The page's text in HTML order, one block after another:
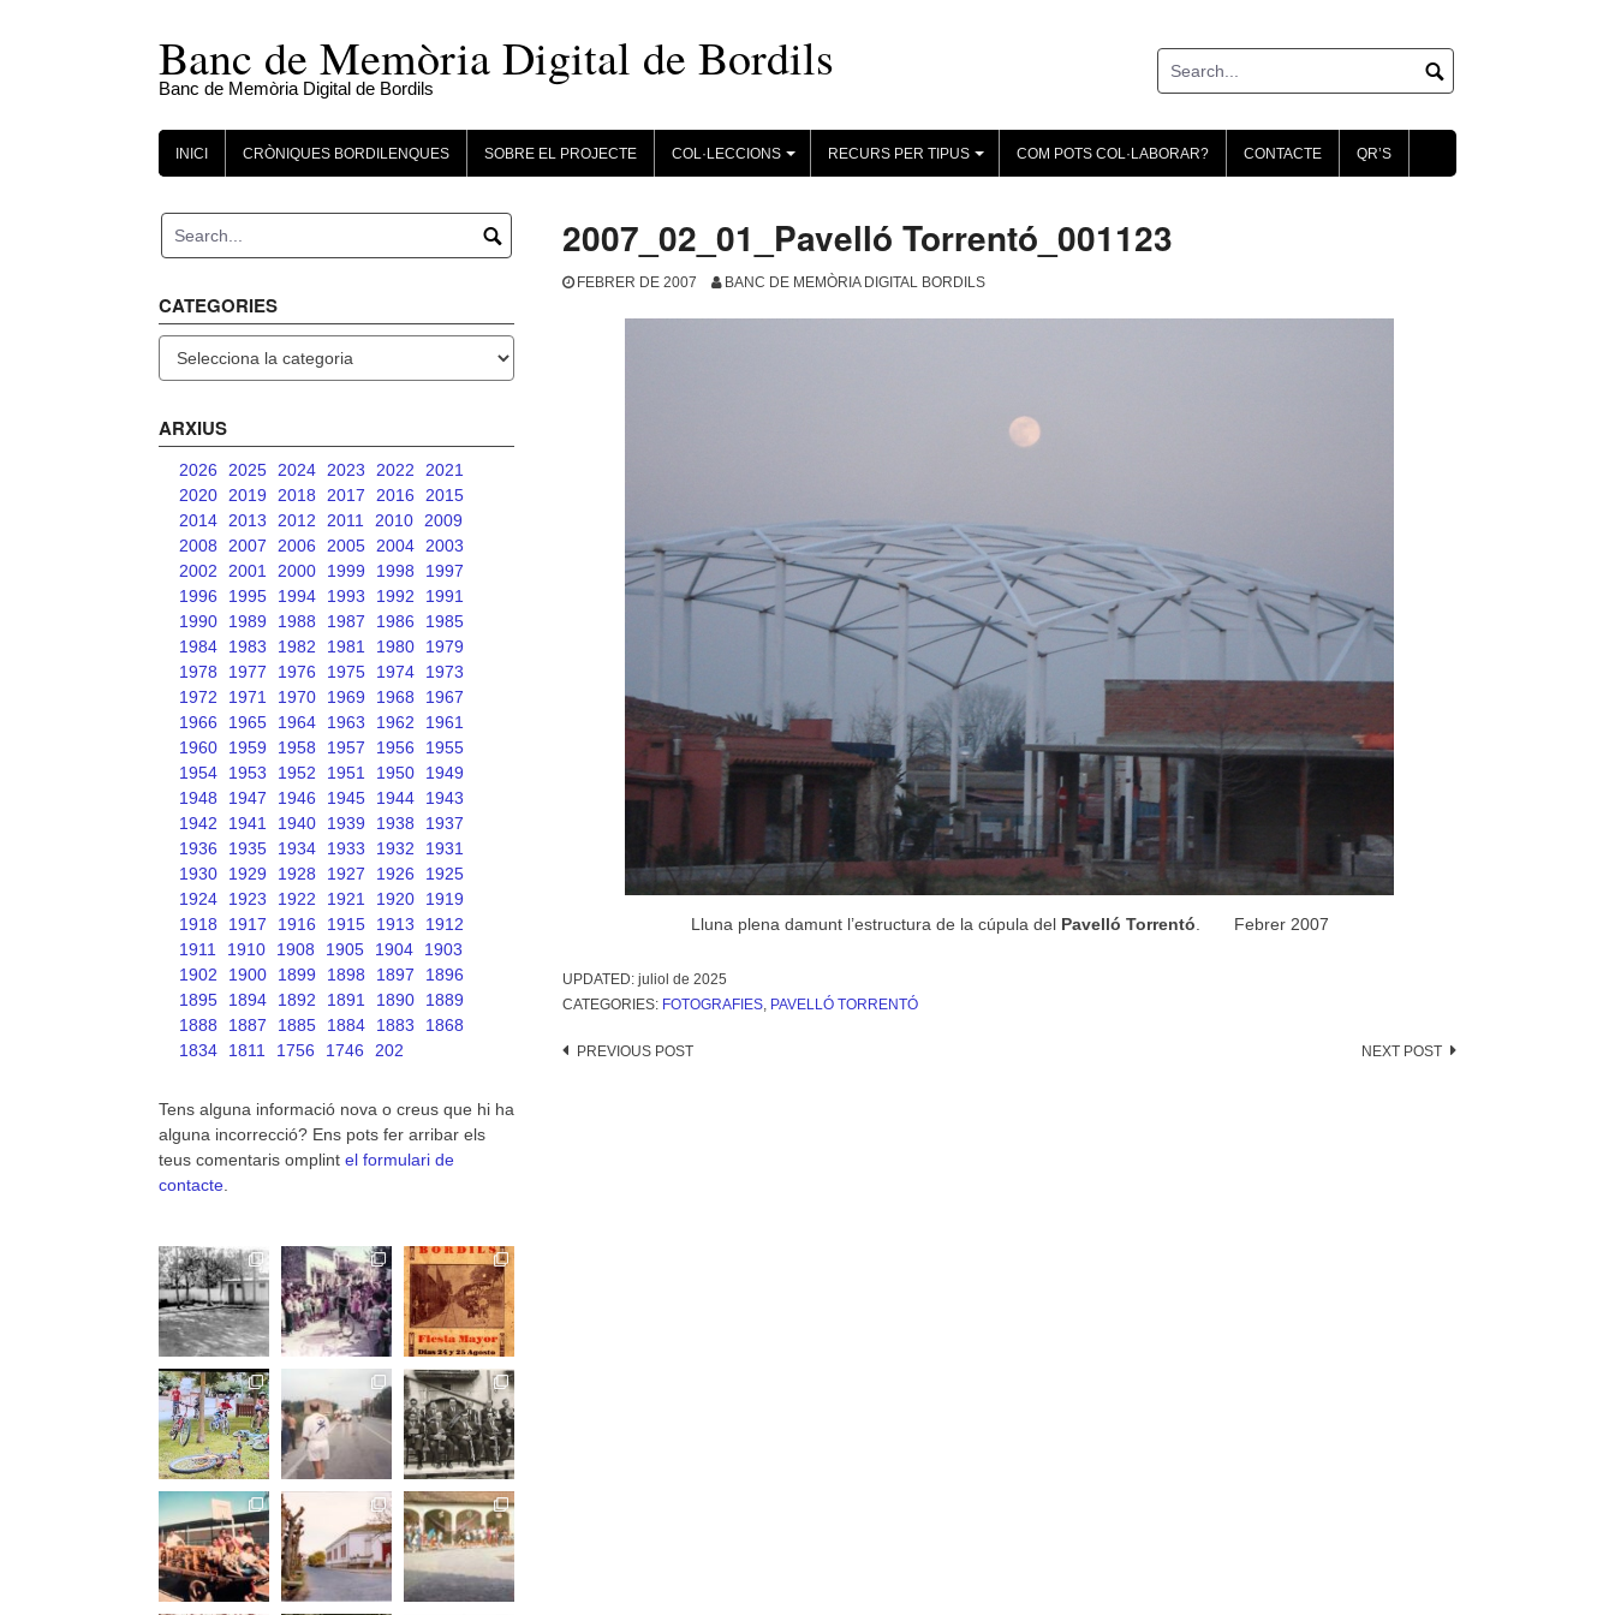
Banc de Memòria Digital de Bordils
Banc de Memòria Digital de Bordils
INICI CRÒNIQUES BORDILENQUES SOBRE EL PROJECTE
+
COL·LECCIONS
+
RECURS PER TIPUS COM POTS COL·LABORAR? CONTACTE QR’S
2007_02_01_Pavelló Torrentó_001123
FEBRER DE 2007 BANC DE MEMÒRIA DIGITAL BORDILS
Lluna plena damunt l’estructura de la cúpula del Pavelló Torrentó. Febrer 2007
UPDATED: juliol de 2025
CATEGORIES: FOTOGRAFIES, PAVELLÓ TORRENTÓ
Post
PREVIOUS POST NEXT POST
CATEGORIES
ARXIUS
2026 2025 2024 2023 2022
2021
2020
2019 2018 2017 2016
2015
2014
2013 2012 2011 2010
2009
2008
2007 2006 2005 2004
2003
2002
2001 2000 1999 1998
1997
1996
1995 1994 1993 1992
1991
1990
1989 1988 1987 1986
1985
1984
1983 1982 1981 1980
1979
1978
1977 1976 1975 1974
1973
1972
1971 1970 1969 1968
1967
1966
1965 1964 1963 1962
1961
1960
1959 1958 1957 1956
1955
1954
1953 1952 1951 1950
1949
1948
1947 1946 1945 1944
1943
1942
1941 1940 1939 1938
1937
1936
1935 1934 1933 1932
1931
1930
1929 1928 1927 1926
1925
1924
1923 1922 1921 1920
1919
1918
1917 1916 1915 1913
1912
1911
1910 1908 1905 1904
1903
1902
1900 1899 1898 1897
1896
1895
1894 1892 1891 1890
1889
1888
1887 1885 1884 1883
1868
1834
1811 1756 1746 202
Tens alguna informació nova o creus que hi ha
alguna incorrecció? Ens pots fer arribar els
teus comentaris omplint el formulari de
contacte